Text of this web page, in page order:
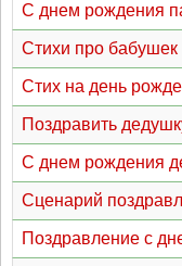
С днем рождения
Стихи про бабушек
Стих на день
Поздравить
С днем рождения
Сценарий
Поздравление с